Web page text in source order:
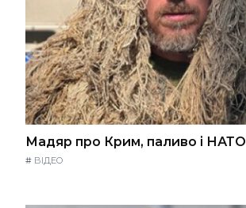
Мадяр про Крим, паливо і НАТО
# ВІДЕО